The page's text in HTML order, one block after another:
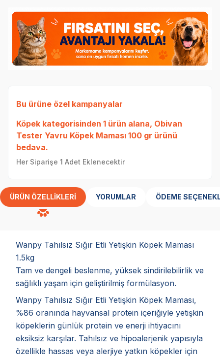
Bu ürüne özel kampanyalar
Köpek kategorisinden 1 ürün alana, Obivan
Tester Yavru Köpek Maması 100 gr ürünü
bedava.
Her Siparişe 1 Adet Eklenecektir
ÜRÜN ÖZELLIKLERI YORUMLAR ÖDEME
Wanpy Tahılsız Sığır Etli Yetişkin Köpek Maması
1.5kg
Tam ve dengeli beslenme, yüksek sindirilebilirlik ve
sağlıklı yaşam için geliştirilmiş formülasyon.
Wanpy Tahılsız Sığır Etli Yetişkin Köpek Maması,
%86 oranında hayvansal protein içeriğiyle yetişkin
köpeklerin günlük protein ve enerji ihtiyacını
eksiksiz karşılar. Tahılsız ve hipoalerjenik yapısıyla
özellikle hassas veya alerjiye yatkın köpekler için